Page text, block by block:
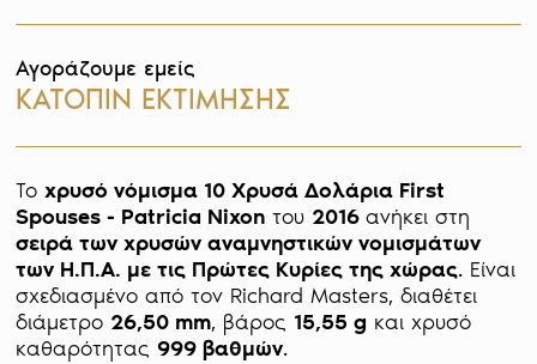
Αγοράζουμε εμείς
ΚΑΤΟΠΙΝ ΕΚΤΙΜΗΣΗΣ
Το χρυσό νόμισμα 10 Χρυσά Δολάρια First
Spouses - Patricia Nixon του 2016
σειρά των χρυσών αναμνηστικών νομισμάτων
των Η.Π.Α. με τις Πρώτες Κυρίες της χώρας. Είναι
σχεδιασμένο από τον Richard Masters, διαθέτει
διάμετρο 26,50 mm, βάρος 15,55 g και χρυσό
καθαρότητας 999 βαθμών.